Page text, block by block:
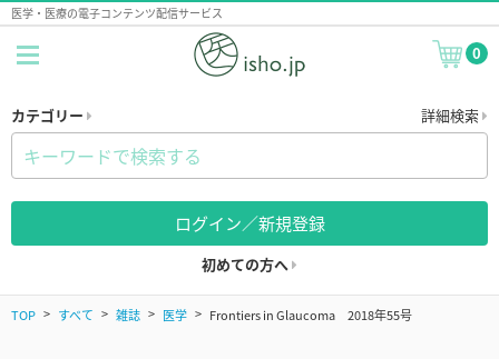
医学・医療の電子コンテンツ配信サービス
0
カテゴリー 詳細検索
ログイン／新規登録
初めての方へ
TOP すべて 雑誌 医学 Frontiers in Glaucoma 2018年55号